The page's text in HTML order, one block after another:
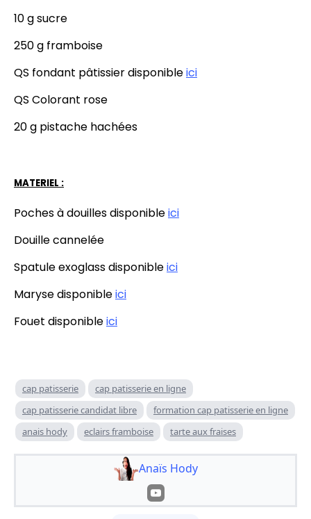
10 g sucre
250 g framboise
QS fondant pâtissier disponibleici
QS Colorant rose
20 g pistache hachées
MATERIEL :
Poches à douilles disponibleici
Douille cannelée
Spatule exoglass disponibleici
Maryse disponibleici
Fouet disponibleici
cap patisserie
cap patisserie en ligne
cap patisserie candidat libre
formation cap patisserie en ligne
anais hody
eclairs framboise tarte aux fraises
Anaïs Hody